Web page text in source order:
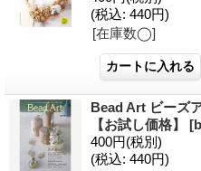
(税込: 440円)
[在庫数◯]
Bead Art ビーズ
【お試し価格】
400円(税別)
(税込: 440円)